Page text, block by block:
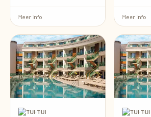
Meer info Meer info
·TUI ·TUI